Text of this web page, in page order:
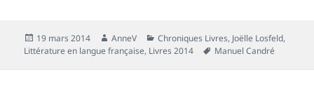
Publié
le
19 mars 2014 Auteur
AnneV Catégories
Chroniques Livres, Joëlle Losfeld,
Littérature en langue française, Livres 2014
Mots-
Manuel Candré